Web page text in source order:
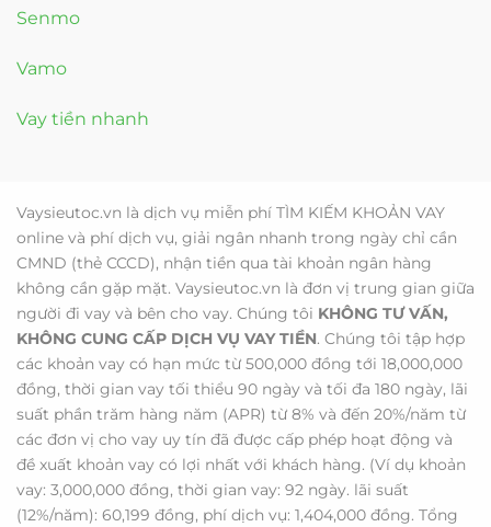
Senmo
Vamo
Vay tiền nhanh
Vaysieutoc.vn là dịch vụ miễn phí TÌM KIẾM KHOẢN VAY
online và phí dịch vụ, giải ngân nhanh trong ngày chỉ cần
CMND (thẻ CCCD), nhận tiền qua tài khoản ngân hàng
không cần gặp mặt. Vaysieutoc.vn là đơn vị trung gian giữa
người đi vay và bên cho vay. Chúng tôi KHÔNG TƯ VẤN,
KHÔNG CUNG CẤP DỊCH VỤ VAY TIỀN. Chúng tôi tập hợp
các khoản vay có hạn mức từ 500,000 đồng tới 18,000,000
đồng, thời gian vay tối thiểu 90 ngày và tối đa 180 ngày, lãi
suất phần trăm hàng năm (APR) từ 8% và đến 20%/năm từ
các đơn vị cho vay uy tín đã được cấp phép hoạt động và
đề xuất khoản vay có lợi nhất với khách hàng. (Ví dụ khoản
vay: 3,000,000 đồng, thời gian vay: 92 ngày. lãi suất
(12%/năm): 60,199 đồng, phí dịch vụ: 1,404,000 đồng. Tổng